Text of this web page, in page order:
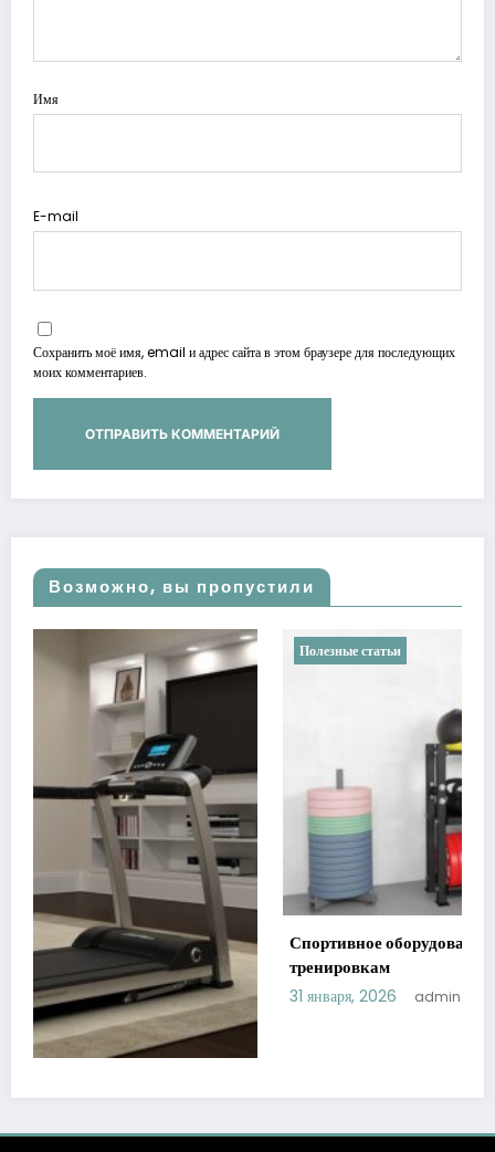
Имя
E-mail
Сохранить моё имя, email и адрес сайта в этом браузере для последующих
моих комментариев.
Возможно, вы пропустили
Полезные статьи
Спортивное оборудование: ключ к эффективным
тренировкам
31 января, 2026 admin
SpiceThemes